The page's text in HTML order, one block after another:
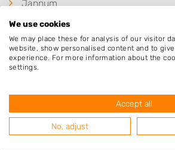
Jannum
Lichtaard
Bornwird
Reitsum
Foudgum
Jislum
Burdaard
Ginnum
We use cookies
We may place these for analysis of our visitor
website, show personalised content and to
experience. For more information about the
settings.
Accept all
No, adjust